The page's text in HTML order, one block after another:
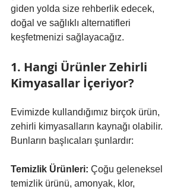
giden yolda size rehberlik edecek,
doğal ve sağlıklı alternatifleri
keşfetmenizi sağlayacağız.
1. Hangi Ürünler Zehirli
Kimyasallar İçeriyor?
Evimizde kullandığımız birçok ürün,
zehirli kimyasalların kaynağı olabilir.
Bunların başlıcaları şunlardır:
Temizlik Ürünleri: Çoğu geleneksel
temizlik ürünü, amonyak, klor,